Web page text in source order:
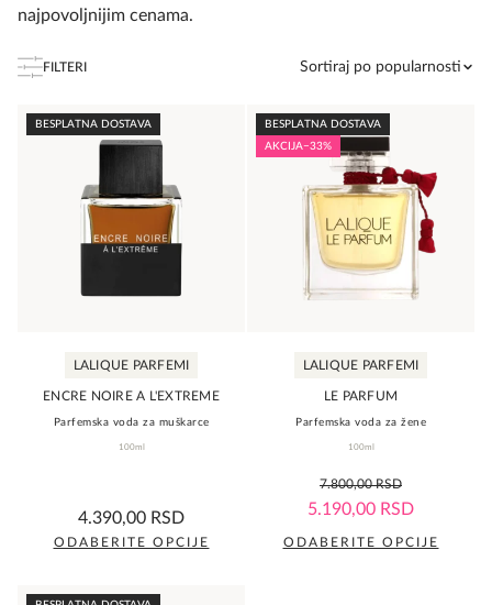
najpovoljnijim cenama.
FILTERI Sortiraj po popularnosti
BESPLATNA DOSTAVA
LALIQUE PARFEMI
ENCRE NOIRE A L'EXTREME
Parfemska voda za muškarce
100ml
0,0
rating
4.390,00 RSD
ODABERITE OPCIJE
proizvod
BESPLATNA DOSTAVA
AKCIJA−33%
LALIQUE PARFEMI
LE PARFUM
Parfemska voda za žene
100ml
0,0
rating
7.800,00RSD
5.190,00 RSD
ODABERITE OPCIJE